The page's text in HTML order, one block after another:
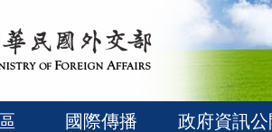
國際傳播 政府資訊公